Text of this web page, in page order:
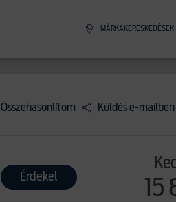
MÁRKAKERESKEDÉSEK
Összehasonlítom Küldés e-mailben
Érdekel 15